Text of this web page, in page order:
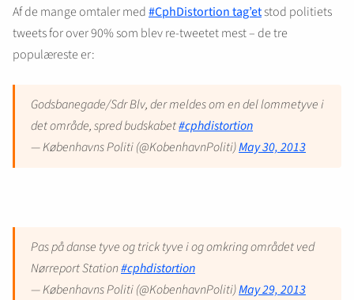
Af de mange omtaler med#CphDistortion tag’etstod politiets
tweets for over 90% som blev re-tweetet mest – de tre
populæreste er:
Godsbanegade/Sdr Blv, der meldes om en del lommetyve i
det område, spred budskabet#cphdistortion
— Københavns Politi (@KobenhavnPoliti)May 30, 2013
Pas på danse tyve og trick tyve i og omkring området ved
Nørreport Station#cphdistortion
— Københavns Politi (@KobenhavnPoliti)May 29, 2013